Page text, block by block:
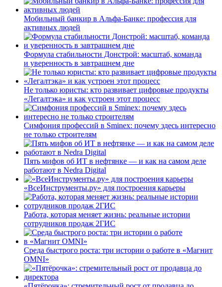
Мобильный банкир в Альфа-Банке: профессия для
активных людей
Формула стабильности Донстрой: масштаб, команда
и уверенность в завтрашнем дне
Не только юристы: кто развивает цифровые продукты
«Легалтэка» и как устроен этот процесс
Симфония профессий в Sminex: почему здесь интересно
не только строителям
Пять мифов об ИТ в нефтянке — и как на самом деле
работают в Nedra Digital
«ВсеИнструменты.ру» для построения карьеры
Работа, которая меняет жизнь: реальные истории
сотрудников продаж 2ГИС
Среда быстрого роста: три истории о работе в «Магнит
OMNI»